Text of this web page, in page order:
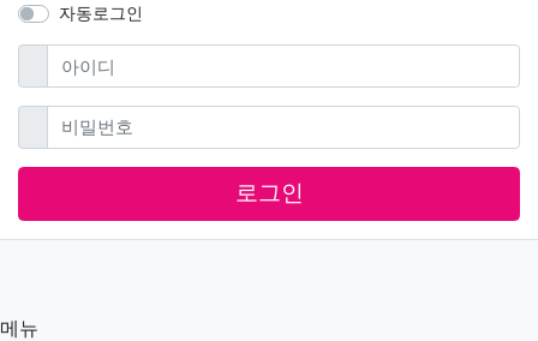
자동로그인
아이디필수
비밀번호필수
로그인
메뉴